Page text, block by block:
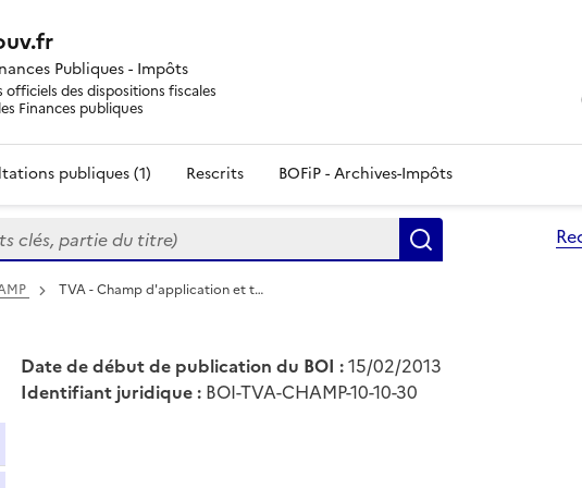
Publiques - Impôts
officiels des dispositions fiscales
Finances publiques
publiques (1) Rescrits BOFiP - Archives-Impôts
partie du titre)
TVA - Champ d'application et t…
Date de début de publication du BOI :15/02/2013
Identifiant juridique : BOI-TVA-CHAMP-10-10-30